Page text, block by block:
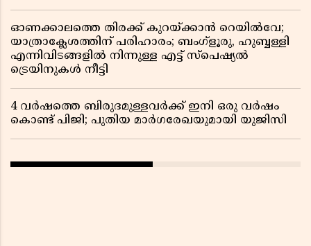
ഓണക്കാലത്തെ തിരക്ക് കുറയ്ക്കാൻ റെയിൽവേ;
യാത്രാക്ലേശത്തിന് പരിഹാരം; ബംഗ്ളൂരു, ഹുബ്ബള്ളി
എന്നിവിടങ്ങളിൽ നിന്നുള്ള എട്ട് സ്പെഷ്യൽ
ട്രെയിനുകൾ നീട്ടി
4 വർഷത്തെ ബിരുദമുള്ളവർക്ക് ഇനി ഒരു വർഷം
കൊണ്ട് പിജി; പുതിയ മാർഗരേഖയുമായി യുജിസി